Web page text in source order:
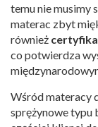
temu nie musimy
materac zbyt
również
co potwierdza
Wśród materacy
sprężynowe typu